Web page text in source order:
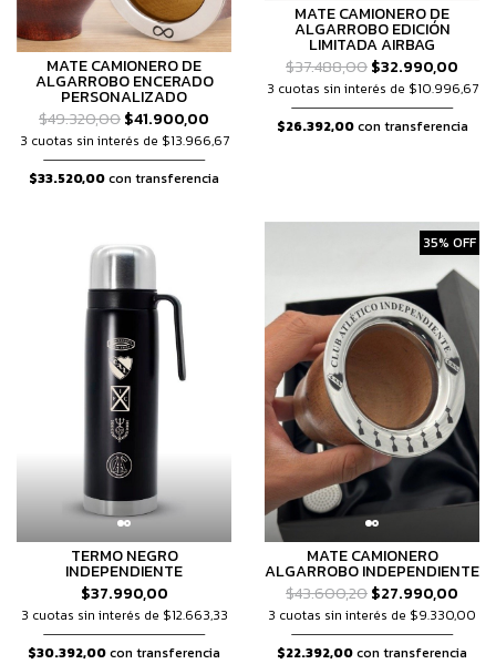
MATE CAMIONERO DE
ALGARROBO ENCERADO
PERSONALIZADO
$49.320,00$41.900,00
3 cuotas sin interés de $13.966,67
$33.520,00con transferencia
MATE CAMIONERO DE
ALGARROBO EDICIÓN
LIMITADA AIRBAG
$37.488,00$32.990,00
3 cuotas sin interés de $10.996,67
$26.392,00con transferencia
TERMO NEGRO
INDEPENDIENTE
$37.990,00
3 cuotas sin interés de $12.663,33
$30.392,00con transferencia
35% OFF
MATE CAMIONERO
ALGARROBO INDEPENDIENTE
$43.600,20$27.990,00
3 cuotas sin interés de $9.330,00
$22.392,00con transferencia